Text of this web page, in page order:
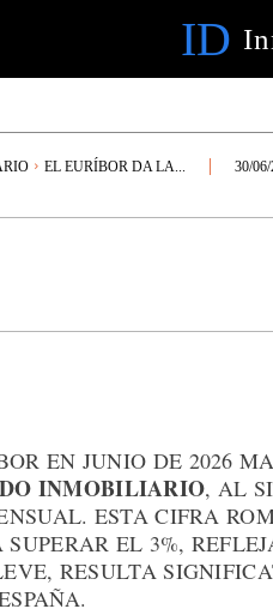
ID
EL EURÍBOR DA LA... 30/
EN JUNIO DE 2026
INMOBILIARIO, AL
ESTA CIFRA
EL 3%,
RESULTA